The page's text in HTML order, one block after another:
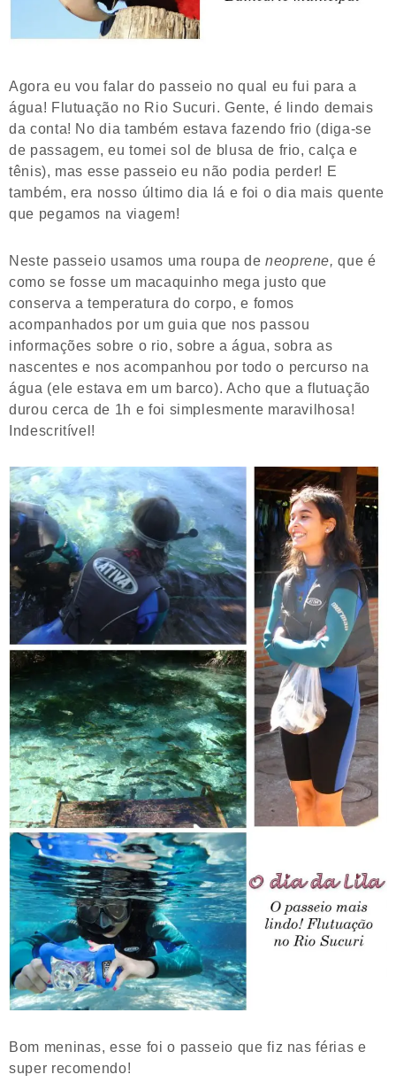
Agora eu vou falar do passeio no qual eu fui para a
água! Flutuação no Rio Sucuri. Gente, é lindo demais
da conta! No dia também estava fazendo frio (diga-se
de passagem, eu tomei sol de blusa de frio, calça e
tênis), mas esse passeio eu não podia perder! E
também, era nosso último dia lá e foi o dia mais quente
que pegamos na viagem!
Neste passeio usamos uma roupa de neoprene, que é
como se fosse um macaquinho mega justo que
conserva a temperatura do corpo, e fomos
acompanhados por um guia que nos passou
informações sobre o rio, sobre a água, sobra as
nascentes e nos acompanhou por todo o percurso na
água (ele estava em um barco). Acho que a flutuação
durou cerca de 1h e foi simplesmente maravilhosa!
Indescritível!
Bom meninas, esse foi o passeio que fiz nas férias e
super recomendo!